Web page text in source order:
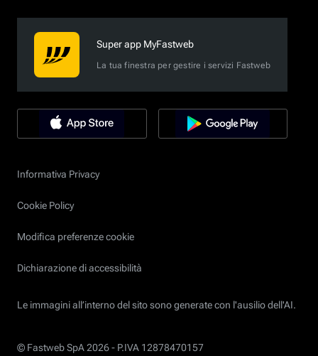
Super app MyFastweb
La tua finestra per gestire i servizi Fastweb
Informativa Privacy
Cookie Policy
Modifica preferenze cookie
Dichiarazione di accessibilità
Le immagini all’interno del sito sono generate con l'ausilio dell'AI.
© Fastweb SpA 2026 - P.IVA 12878470157